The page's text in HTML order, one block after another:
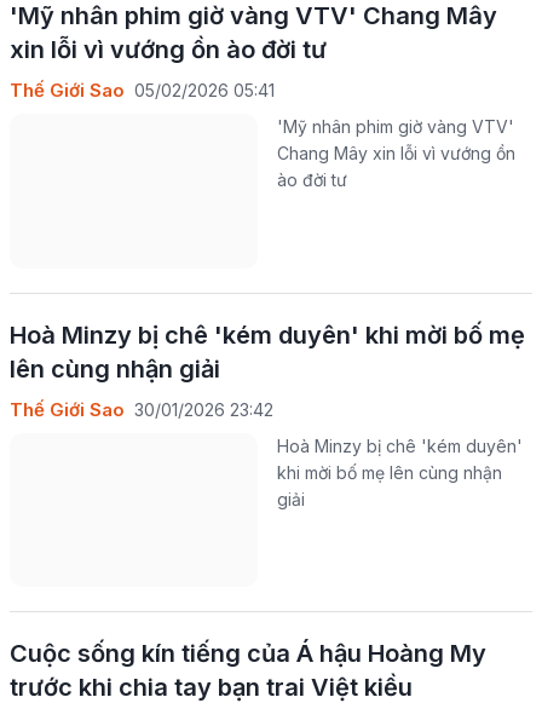
'Mỹ nhân phim giờ vàng VTV' Chang Mây
xin lỗi vì vướng ồn ào đời tư
Thế Giới Sao 05/02/2026 05:41
'Mỹ nhân phim giờ vàng VTV'
Chang Mây xin lỗi vì vướng ồn
ào đời tư
Hoà Minzy bị chê 'kém duyên' khi mời bố mẹ
lên cùng nhận giải
Thế Giới Sao 30/01/2026 23:42
Hoà Minzy bị chê 'kém duyên'
khi mời bố mẹ lên cùng nhận
giải
Cuộc sống kín tiếng của Á hậu Hoàng My
trước khi chia tay bạn trai Việt kiều